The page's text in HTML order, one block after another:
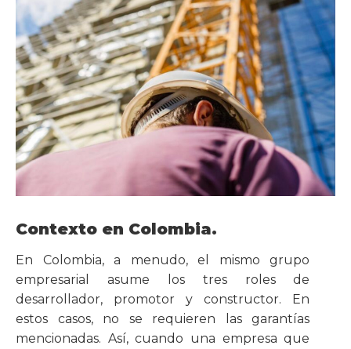
Contexto en Colombia.
En Colombia, a menudo, el mismo grupo
empresarial asume los tres roles de
desarrollador, promotor y constructor. En
estos casos, no se requieren las garantías
mencionadas. Así, cuando una empresa que